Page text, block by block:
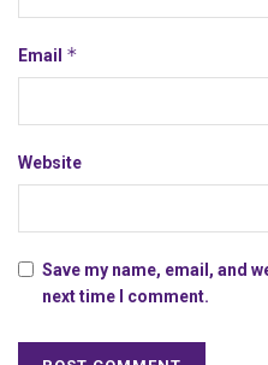
Email *
Website
Save my name, email, and
next time I comment.